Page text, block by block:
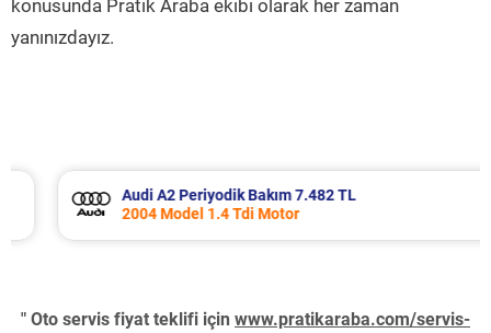
konusunda Pratik Araba ekibi olarak her zaman
yanınızdayız.
Audi A2 Periyodik Bakım 7.482 TL
2004 Model 1.4 Tdi Motor
" Oto servis fiyat teklifi için www.pratikaraba.com/servis-